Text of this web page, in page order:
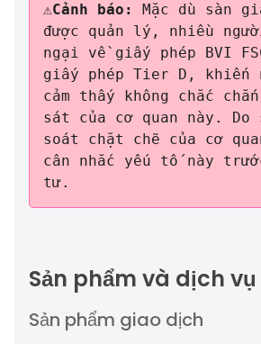
⚠️Cảnh báo:
Mặc dù sàn
được quản lý, nhiều
ngại về giấy phép BVI
giấy phép Tier D, khiến
cảm thấy không chắc
sát của cơ quan này. Do
soát chặt chẽ của cơ
cân nhắc yếu tố này
tư.
Sản phẩm và dịch
Sản phẩm giao dịch